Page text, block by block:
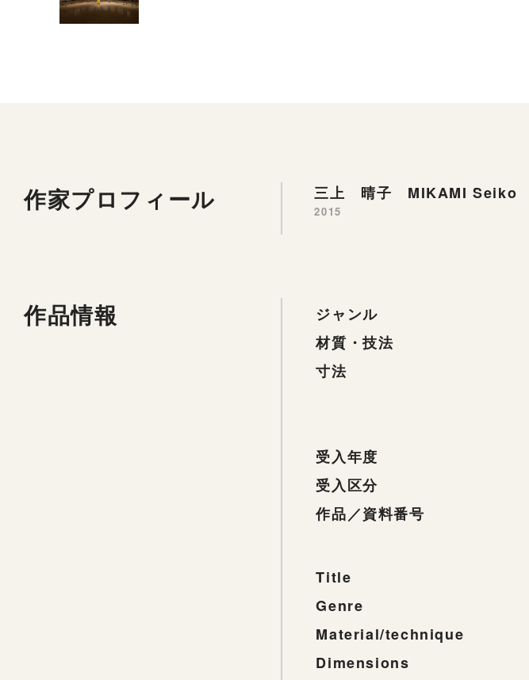
作家プロフィール 三上 晴子 MIKAMI Seiko
2015
作品情報 ジャンル
材質・技法
寸法
受入年度
受入区分
作品／資料番号
Title
Genre
Material/technique
Dimensions